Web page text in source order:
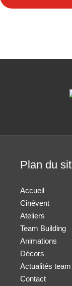
Plan du
Accueil
Cinévent
Ateliers
Team Building
Animations
Décors
Actualités
Contact